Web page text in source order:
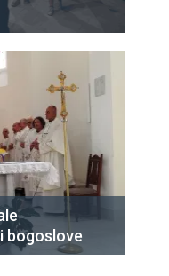
bogoslove